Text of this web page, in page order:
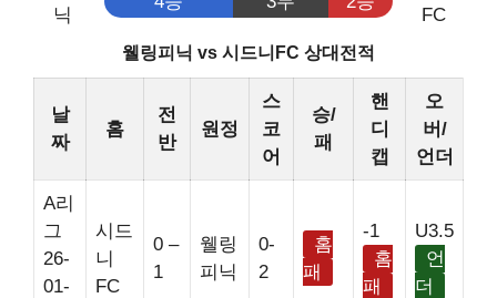
닉
FC
웰링피닉 vs 시드니FC 상대전적
날
짜
홈
전
반
원정
스
코
어
승/
패
핸
디
캡
오
버/
언더
A리
그
26-
01-
시드
니
FC
0 –
1
웰링
피닉
0-
2
홈
패
-1
홈
패
U3.5
언
더